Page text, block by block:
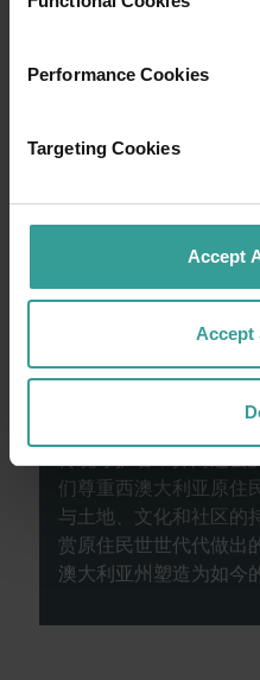
Performance Cookies
Targeting Cookies
Accept
Accept
在穿越西澳大利亚迷
阳光最充足的首府城
斯 (Perth) 开始。这
具的餐饮场所将为你
篇。
阅读更多
阅读更多
西澳大利亚州旅游局承
传统守护者，并向过去
们尊重西澳大利亚原住
与土地、文化和社区的
赏原住民世世代代做出
澳大利亚州塑造为如今